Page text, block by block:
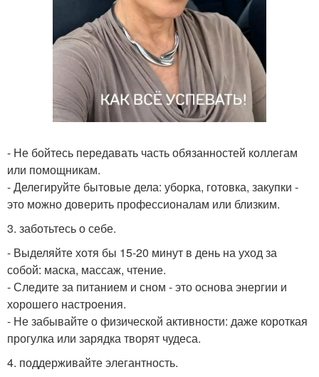
- Не бойтесь передавать часть обязанностей коллегам
или помощникам.
- Делегируйте бытовые дела: уборка, готовка, закупки -
это можно доверить профессионалам или близким.
3. заботьтесь о себе.
- Выделяйте хотя бы 15-20 минут в день на уход за
собой: маска, массаж, чтение.
- Следите за питанием и сном - это основа энергии и
хорошего настроения.
- Не забывайте о физической активности: даже короткая
прогулка или зарядка творят чудеса.
4. поддерживайте элегантность.